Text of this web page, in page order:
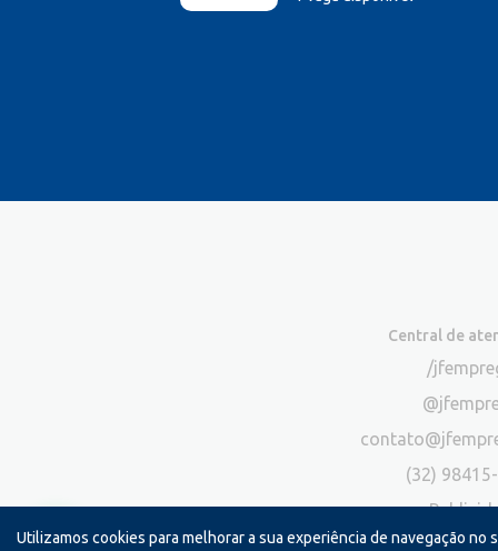
Utilizamos cookies para melhorar a sua experiência de navegação
Central de
/
(32)
*Exclusivo para atendimento via chat.